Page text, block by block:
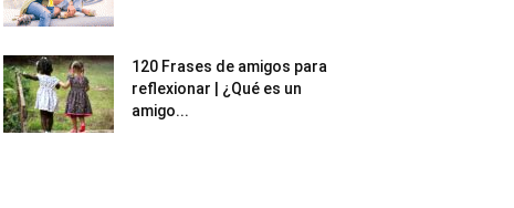
120 Frases de amigos para
reflexionar | ¿Qué es un
amigo...